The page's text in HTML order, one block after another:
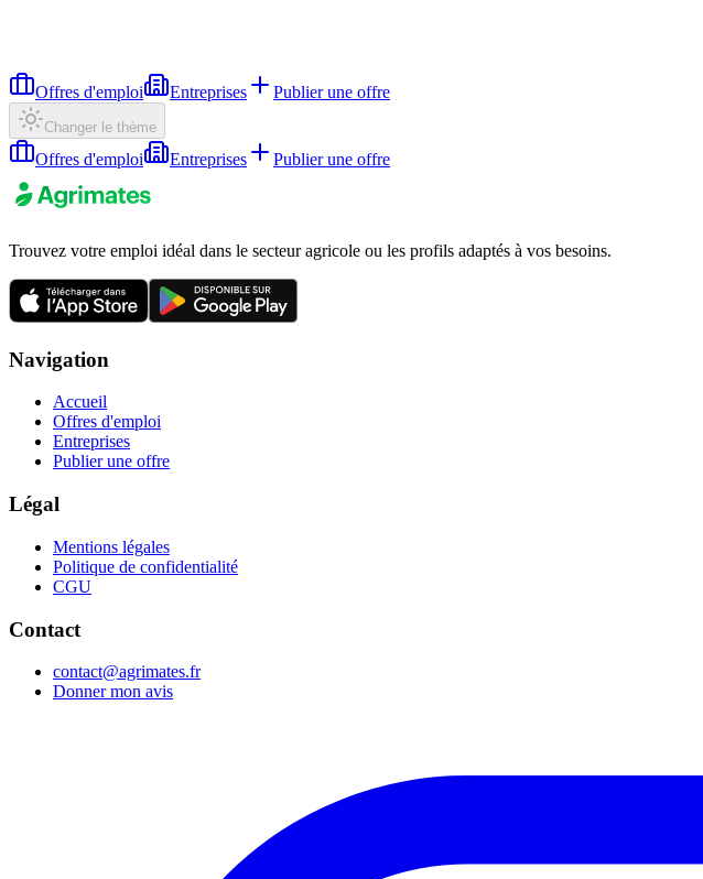
Offres d'emploi Entreprises Publier une offre
Changer le thème
Offres d'emploi Entreprises Publier une offre
Trouvez votre emploi idéal dans le secteur agricole ou les profils adaptés à vos besoins.
Navigation
Accueil
Offres d'emploi
Entreprises
Publier une offre
Légal
Mentions légales
Politique de confidentialité
CGU
Contact
contact@agrimates.fr
Donner mon avis